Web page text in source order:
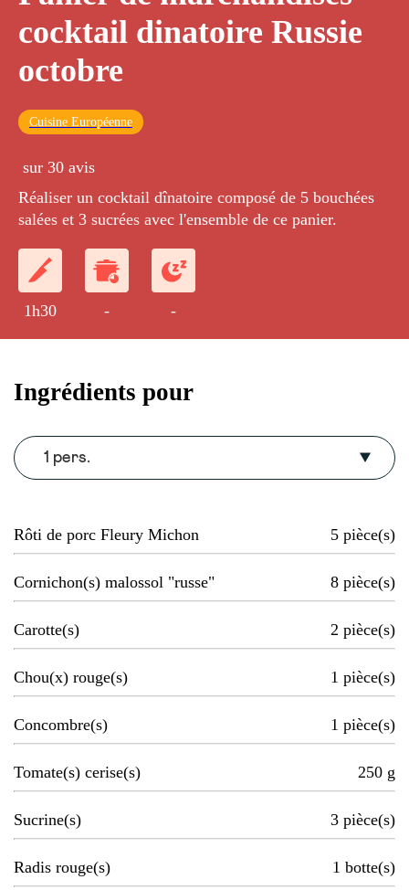
cocktail dinatoire Russie
octobre
Cuisine Européenne
sur 30 avis
Réaliser un cocktail dînatoire composé de 5 bouchées
salées et 3 sucrées avec l'ensemble de ce panier.
1h30 - -
Ingrédients pour
1 pers.
Rôti de porc Fleury Michon 5 pièce(s)
Cornichon(s) malossol "russe" 8 pièce(s)
Carotte(s) 2 pièce(s)
Chou(x) rouge(s) 1 pièce(s)
Concombre(s) 1 pièce(s)
Tomate(s) cerise(s) 250 g
Sucrine(s) 3 pièce(s)
Radis rouge(s) 1 botte(s)